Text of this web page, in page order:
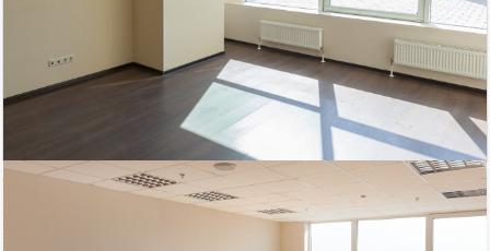
Площадь
73 620
руб/мес.